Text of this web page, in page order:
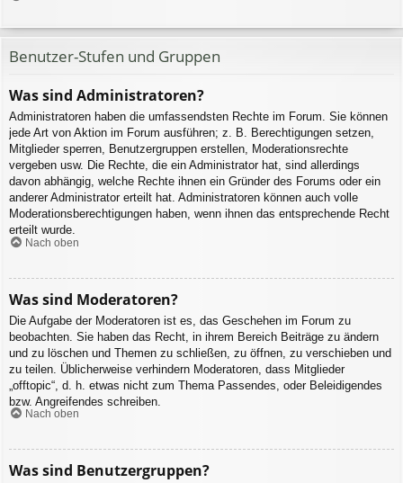
Benutzer-Stufen und Gruppen
Was sind Administratoren?
Administratoren haben die umfassendsten Rechte im Forum. Sie können
jede Art von Aktion im Forum ausführen; z. B. Berechtigungen setzen,
Mitglieder sperren, Benutzergruppen erstellen, Moderationsrechte
vergeben usw. Die Rechte, die ein Administrator hat, sind allerdings
davon abhängig, welche Rechte ihnen ein Gründer des Forums oder ein
anderer Administrator erteilt hat. Administratoren können auch volle
Moderationsberechtigungen haben, wenn ihnen das entsprechende Recht
erteilt wurde.
Nach oben
Was sind Moderatoren?
Die Aufgabe der Moderatoren ist es, das Geschehen im Forum zu
beobachten. Sie haben das Recht, in ihrem Bereich Beiträge zu ändern
und zu löschen und Themen zu schließen, zu öffnen, zu verschieben und
zu teilen. Üblicherweise verhindern Moderatoren, dass Mitglieder
„offtopic“, d. h. etwas nicht zum Thema Passendes, oder Beleidigendes
bzw. Angreifendes schreiben.
Nach oben
Was sind Benutzergruppen?